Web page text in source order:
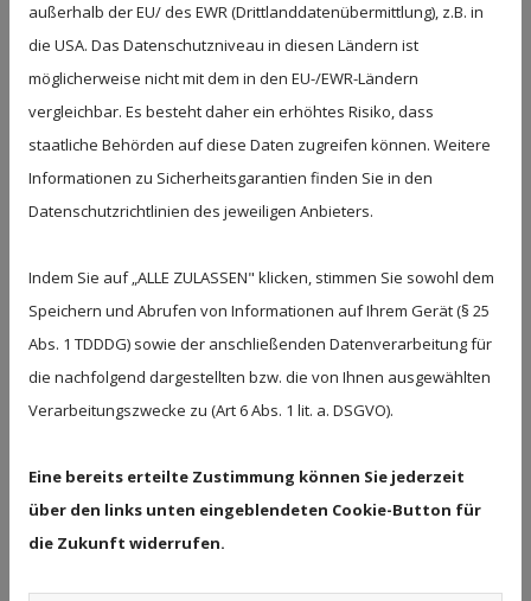
Als Änderungsschneiderei bietet unser Betrieb
Ihnen ein sehr breites Leistungsspektrum an,
wie z.B.:
Anpassen der Schulterbreite an Damen-
Blazern oder Herren-Sakkos
Kürzen, Engen oder Weiten von Hosen,
Kleidern, Röcken, Jacken oder Mäntel
Änderungen oder Reparaturen an allen
Reißverschlüsse einnähen in allen Längen,
Farben und Modellen
Einsetzten von Innentaschen und
Innenfutter
Änderungen oder Neuanfertigungen von
Gardinen, Kissen und anderen Dekoartikeln
Reparaturen an Strickwaren uvm…
Unsere Änderungsschneiderei kann auf viele
Jahre Erfahrung zurückblicken. Qualität und
Pünktlichkeit ist für uns das oberste Gebot.
außerhalb der EU/ des EWR (Drittlanddatenübermittlung), z.B. in
die USA. Das Datenschutzniveau in diesen Ländern ist
möglicherweise nicht mit dem in den EU-/EWR-Ländern
vergleichbar. Es besteht daher ein erhöhtes Risiko, dass
staatliche Behörden auf diese Daten zugreifen können. Weitere
Informationen zu Sicherheitsgarantien finden Sie in den
Datenschutzrichtlinien des jeweiligen Anbieters.
Indem Sie auf „ALLE ZULASSEN" klicken, stimmen Sie sowohl dem
Speichern und Abrufen von Informationen auf Ihrem Gerät (§ 25
Abs. 1 TDDDG) sowie der anschließenden Datenverarbeitung für
die nachfolgend dargestellten bzw. die von Ihnen ausgewählten
Verarbeitungszwecke zu (Art 6 Abs. 1 lit. a. DSGVO).
Eine bereits erteilte Zustimmung können Sie jederzeit
über den links unten eingeblendeten Cookie-Button für
die Zukunft widerrufen.